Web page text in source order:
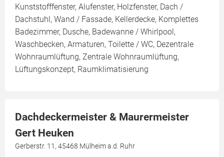
Kunststofffenster, Alufenster, Holzfenster, Dach /
Dachstuhl, Wand / Fassade, Kellerdecke, Komplettes
Badezimmer, Dusche, Badewanne / Whirlpool,
Waschbecken, Armaturen, Toilette / WC, Dezentrale
Wohnraumlüftung, Zentrale Wohnraumlüftung,
Lüftungskonzept, Raumklimatisierung
Dachdeckermeister & Maurermeister
Gert Heuken
Gerberstr. 11, 45468 Mülheim a.d. Ruhr